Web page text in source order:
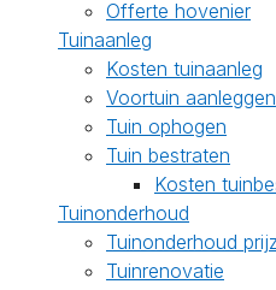
Offerte hovenier
Tuinaanleg
Kosten tuinaanleg
Voortuin aanleggen
Tuin ophogen
Tuin bestraten
Kosten
Tuinonderhoud
Tuinonderhoud
Tuinrenovatie